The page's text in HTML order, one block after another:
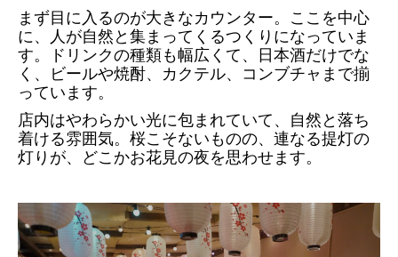
まず目に入るのが大きなカウンター。ここを中心
に、人が自然と集まってくるつくりになっていま
す。ドリンクの種類も幅広くて、日本酒だけでな
く、ビールや焼酎、カクテル、コンブチャまで揃
っています。
店内はやわらかい光に包まれていて、自然と落ち
着ける雰囲気。桜こそないものの、連なる提灯の
灯りが、どこかお花見の夜を思わせます。